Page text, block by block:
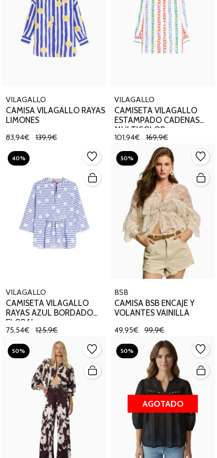
VILAGALLO
CAMISA VILAGALLO RAYAS
LIMONES
83,94€ 139,9€
VILAGALLO
CAMISETA VILAGALLO
ESTAMPADO CADENAS
MULTICOLOR
101,94€ 169,9€
40%
VILAGALLO
CAMISETA VILAGALLO
RAYAS AZUL BORDADO
FLORAL
75,54€ 125,9€
50%
BSB
CAMISA BSB ENCAJE Y
VOLANTES VAINILLA
49,95€ 99,9€
50% 50%
AGOTADO